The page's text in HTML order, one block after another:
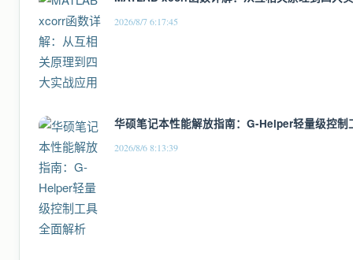
2026/8/7 6:17:45
华硕笔记本性能解放指南：G-Helper轻量级控制
2026/8/6 8:13:39